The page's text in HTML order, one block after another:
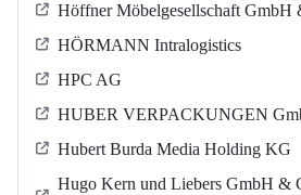
Höffner Möbelgesellschaft GmbH
HÖRMANN Intralogistics
HPC AG
HUBER VERPACKUNGEN
Hubert Burda Media Holding KG
Hugo Kern und Liebers GmbH &